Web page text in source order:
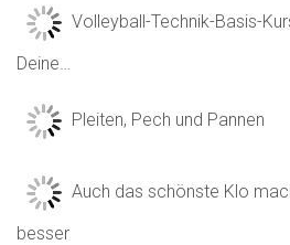
Volleyball-Technik-Basis-
Deine…
Pleiten, Pech und Pannen
Auch das schönste Klo
besser